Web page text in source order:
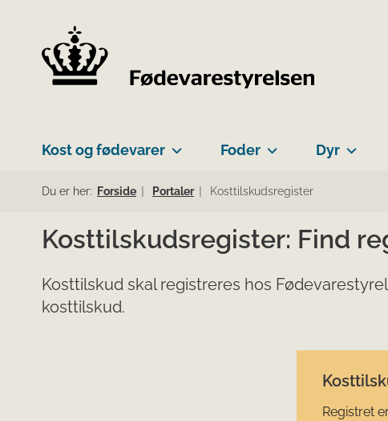
Kost og fødevarer Foder Dyr
Du er her: Forside Portaler Kosttilskudsregister
Kosttilskudsregister: Find
Kosttilskud skal registreres hos
kosttilskud.
Registret